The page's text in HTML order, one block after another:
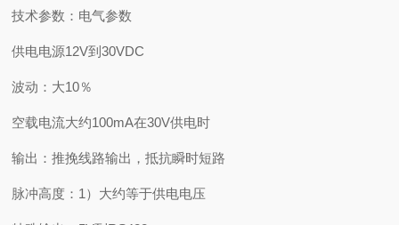
技术参数：电气参数
供电电源12V到30VDC
波动：大10％
空载电流大约100mA在30V供电时
输出：推挽线路输出，抵抗瞬时短路
脉冲高度：1）大约等于供电电压